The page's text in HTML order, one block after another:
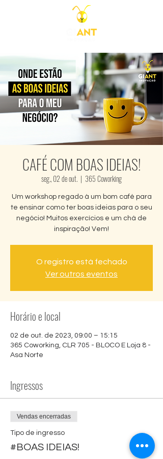
CAFÉ COM BOAS IDEIAS!
seg., 02 de out.
  |
365 Coworking
Um workshop regado à um bom café para
te ensinar como ter boas ideias para o seu
negócio! Muitos exercícios e um chá de
O registro está fechado
Ver outros eventos
Horário e local
02 de out. de 2023, 09:00 – 15:15
365 Coworking, CLR 705 - BLOCO E Loja 8 -
Asa Norte
Ingressos
Vendas encerradas
Tipo de ingresso
#BOAS IDEIAS!